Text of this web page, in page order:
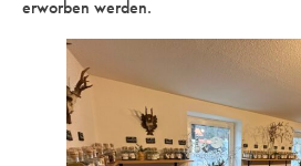
erworben werden.